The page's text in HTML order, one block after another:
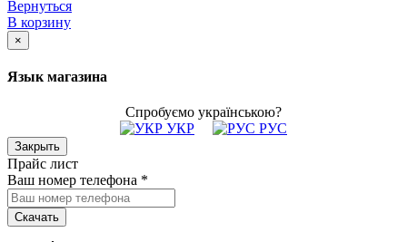
Вернуться
В корзину
×
Язык магазина
Спробуємо українською?
УКР
РУС
Закрыть
Прайс лист
Ваш номер телефона *
Скачать